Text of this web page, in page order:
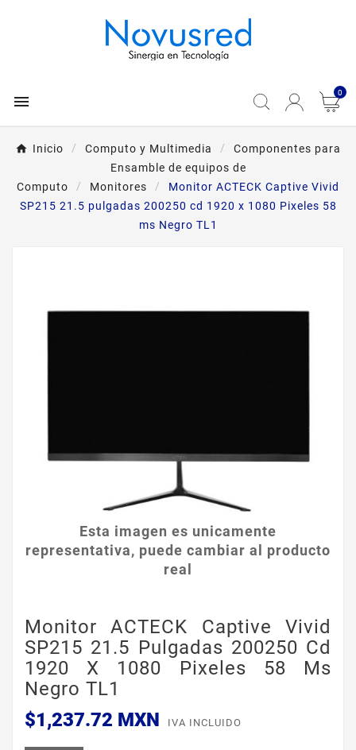
 0
Inicio Computo y Multimedia
Componentes para
Ensamble de equipos de
Computo
Monitores
Monitor ACTECK Captive Vivid
SP215 21.5 pulgadas 200250 cd 1920 x 1080 Pixeles 58
ms Negro TL1
Esta imagen es unicamente
representativa, puede cambiar al producto
real
Monitor ACTECK Captive Vivid
SP215 21.5 Pulgadas 200250 Cd
1920 X 1080 Pixeles 58 Ms
Negro TL1
$1,237.72 MXN
IVA INCLUIDO